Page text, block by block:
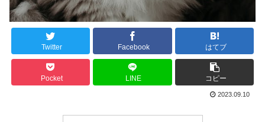
Twitter Facebook はてブ
Pocket LINE コピー
2023.09.10